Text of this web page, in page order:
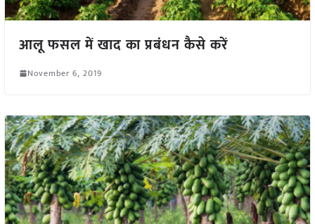
आलू फसल में खाद का प्रबंधन कैसे करें
November 6, 2019